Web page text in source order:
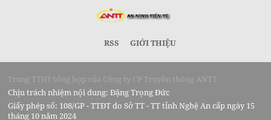
RSS GIỚI THIỆU
Trang TTĐT tổng hợp của Công ty CP Truyền thông ANTT
Chịu trách nhiệm nội dung: Đặng Trọng Đức
Giấy phép số: 108/GP - TTĐT do Sở TT - TT tỉnh Nghệ An cấp ngày 15
tháng 10 năm 2024